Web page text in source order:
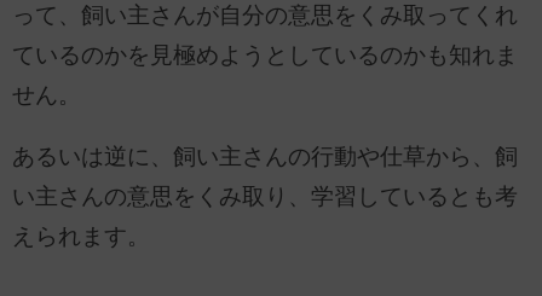
って、飼い主さんが自分の意思をくみ取ってくれ
ているのかを見極めようとしているのかも知れま
せん。
あるいは逆に、飼い主さんの行動や仕草から、飼
い主さんの意思をくみ取り、学習しているとも考
えられます。